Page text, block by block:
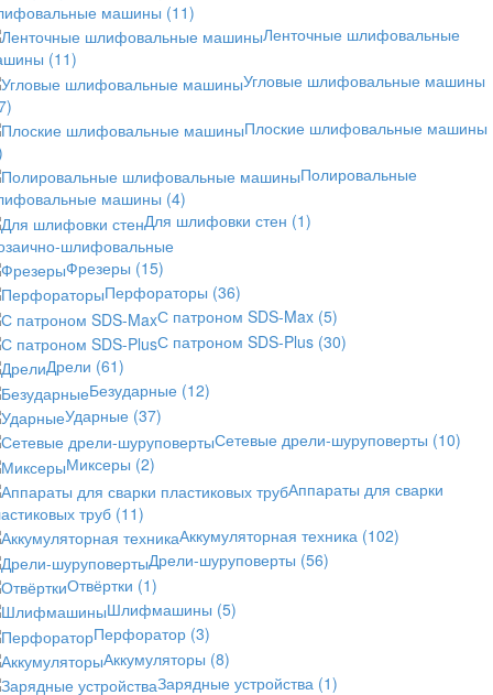
машины (11)
Ленточные шлифовальные
(11)
Угловые шлифовальные машины
Плоские шлифовальные машины
Полировальные
машины (4)
Для шлифовки стен (1)
шлифовальные
Фрезеры (15)
Перфораторы (36)
С патроном SDS-Max (5)
С патроном SDS-Plus (30)
Дрели (61)
Безударные (12)
Ударные (37)
Сетевые дрели-шуруповерты (10)
Миксеры (2)
Аппараты для сварки
труб (11)
Аккумуляторная техника (102)
Дрели-шуруповерты (56)
Отвёртки (1)
Шлифмашины (5)
Перфоратор (3)
Аккумуляторы (8)
Зарядные устройства (1)